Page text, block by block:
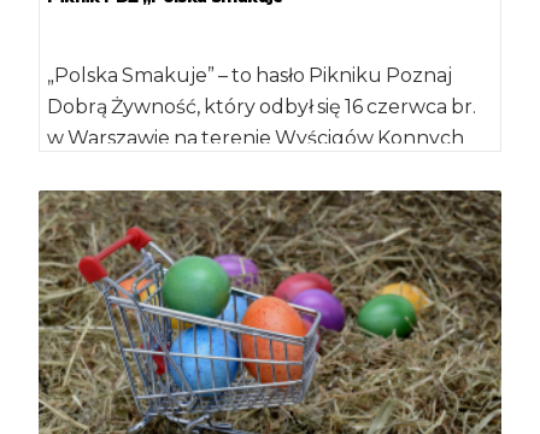
„Polska Smakuje” – to hasło Pikniku Poznaj
Dobrą Żywność, który odbył się 16 czerwca br.
w Warszawie na terenie Wyścigów Konnych